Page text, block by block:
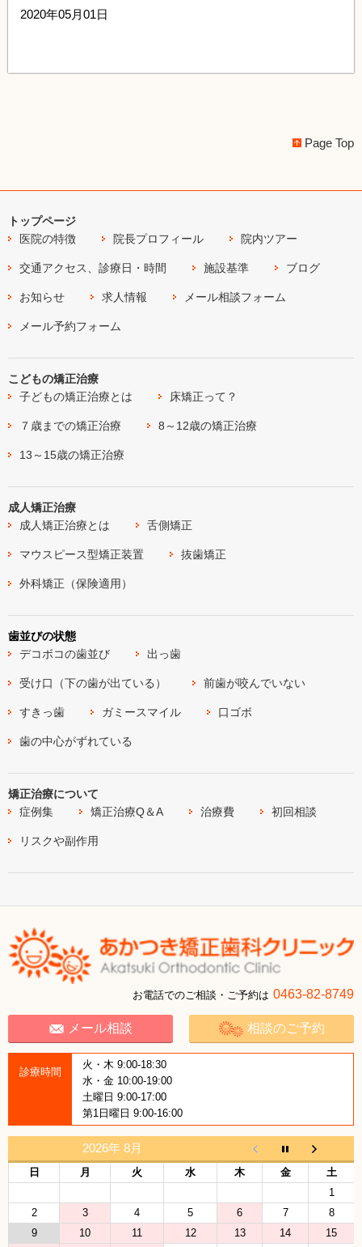
2020年05月01日
Page Top
トップページ
医院の特徴
院長プロフィール 院内ツアー
交通アクセス、診療日・時間 施設基準 ブログ
お知らせ 求人情報 メール相談フォーム
メール予約フォーム
こどもの矯正治療
子どもの矯正治療とは
床矯正って？
７歳までの矯正治療 8～12歳の矯正治療
13～15歳の矯正治療
成人矯正治療
成人矯正治療とは
舌側矯正
マウスピース型矯正装置 抜歯矯正
外科矯正（保険適用）
歯並びの状態
デコボコの歯並び
出っ歯
受け口（下の歯が出ている） 前歯が咬んでいない
すきっ歯 ガミースマイル 口ゴボ
歯の中心がずれている
矯正治療について
症例集
矯正治療Q＆A 治療費 初回相談
リスクや副作用
お電話でのご相談・ご予約は 0463-82-8749
メール相談 相談のご予約
診療時間
火・木 9:00-18:30
水・金 10:00-19:00
土曜日 9:00-17:00
第1日曜日 9:00-16:00
2026年 8月
日 月 火 水 木 金
土
1
2
3 4 5 6 7
8
9
10 11 12 13 14
15